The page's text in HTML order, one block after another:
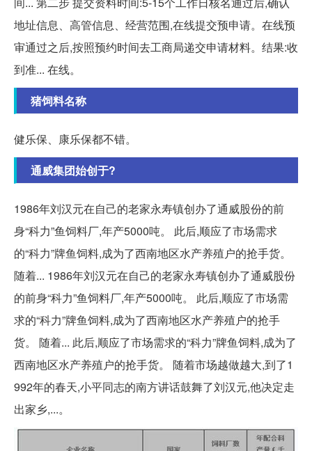
地址信息、高管信息、经营范围,在线提交预申请。在线预
审通过之后,按照预约时间去工商局递交申请材料。结果:收
到准... 在线。
猪饲料名称
健乐保、康乐保都不错。
通威集团始创于?
1986年刘汉元在自己的老家永寿镇创办了通威股份的前
身“科力”鱼饲料厂,年产5000吨。 此后,顺应了市场需求
的“科力”牌鱼饲料,成为了西南地区水产养殖户的抢手货。
随着... 1986年刘汉元在自己的老家永寿镇创办了通威股份
的前身“科力”鱼饲料厂,年产5000吨。 此后,顺应了市场需
求的“科力”牌鱼饲料,成为了西南地区水产养殖户的抢手
货。 随着... 此后,顺应了市场需求的“科力”牌鱼饲料,成为了
西南地区水产养殖户的抢手货。 随着市场越做越大,到了1
992年的春天,小平同志的南方讲话鼓舞了刘汉元,他决定走
出家乡,...。